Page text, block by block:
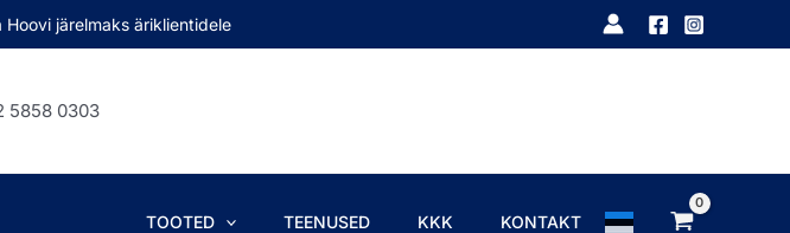
Hoovi järelmaks äriklientidele
5858 0303
TOOTED TEENUSED KKK KONTAKT